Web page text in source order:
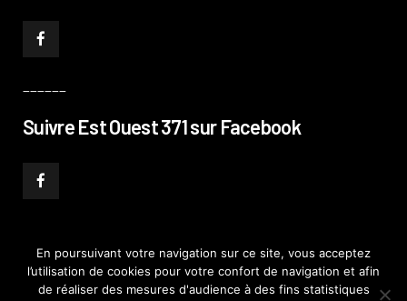
Suivre Est Ouest 371 sur Facebook
© PHILIPPE PATAUD CÉLÉRIER 2019–MENTIONS LÉGALES–POLITIQUE DE
CONFIDENTIALITÉ–PLAN DE SITE
En poursuivant votre navigation sur ce site, vous acceptez
l’utilisation de cookies pour votre confort de navigation et afin
de réaliser des mesures d'audience à des fins statistiques